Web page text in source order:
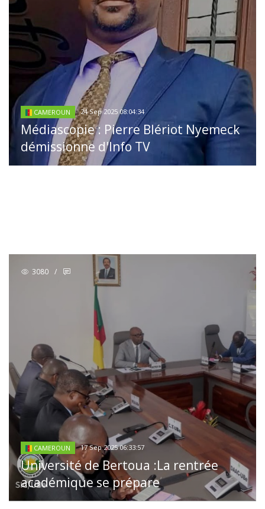
CAMEROUN 24 Sep 2025 08:04:34
Médiascopie : Pierre Blériot Nyemeck
démissionne d'Info TV
3080 /
CAMEROUN 17 Sep 2025 06:33:57
Université de Bertoua :La rentrée
académique se prépare